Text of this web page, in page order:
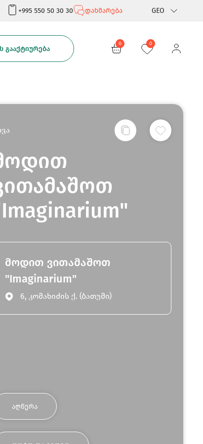
+995 550 50 30 30 დახმარება GEO
Rus
ᲒᲐᲐᲥᲢᲘᲣᲠᲔᲑᲐ
0 0
მოდით ვითამაშოთ
"Imaginarium"
6, კომახიძის ქ. (ბათუმი)
ᲐᲦᲬᲔᲠᲐ